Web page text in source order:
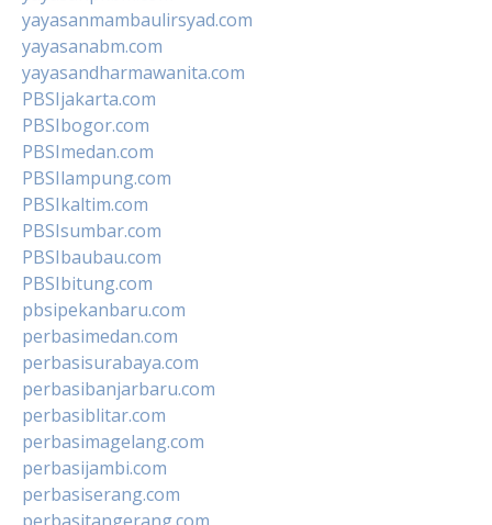
yayasanmambaulirsyad.com
yayasanabm.com
yayasandharmawanita.com
PBSIjakarta.com
PBSIbogor.com
PBSImedan.com
PBSIlampung.com
PBSIkaltim.com
PBSIsumbar.com
PBSIbaubau.com
PBSIbitung.com
pbsipekanbaru.com
perbasimedan.com
perbasisurabaya.com
perbasibanjarbaru.com
perbasiblitar.com
perbasimagelang.com
perbasijambi.com
perbasiserang.com
perbasitangerang.com